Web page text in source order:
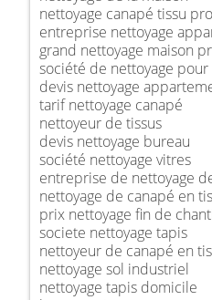
nettoyage canapé tissu
entreprise nettoyage
grand nettoyage maison
société de nettoyage
devis nettoyage
tarif nettoyage canapé
nettoyeur de tissus
devis nettoyage bureau
société nettoyage vitres
entreprise de nettoyage
nettoyage de canapé en
prix nettoyage fin de
societe nettoyage tapis
nettoyeur de canapé en
nettoyage sol industriel
nettoyage tapis domicile